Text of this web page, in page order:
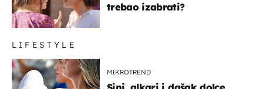
trebao izabrati?
LIFESTYLE
MIKROTREND